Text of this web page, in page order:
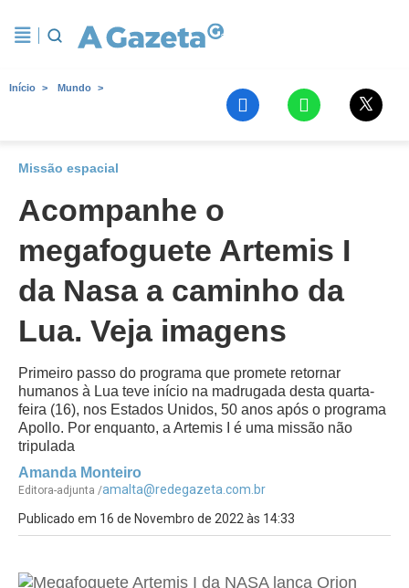
Início Mundo
Missão espacial
Acompanhe o
megafoguete Artemis I
da Nasa a caminho da
Lua. Veja imagens
Primeiro passo do programa que promete retornar
humanos à Lua teve início na madrugada desta quarta-
feira (16), nos Estados Unidos, 50 anos após o programa
Apollo. Por enquanto, a Artemis I é uma missão não
tripulada
Amanda Monteiro
Editora-adjunta /amalta@redegazeta.com.br
Publicado em 16 de Novembro de 2022 às 14:33